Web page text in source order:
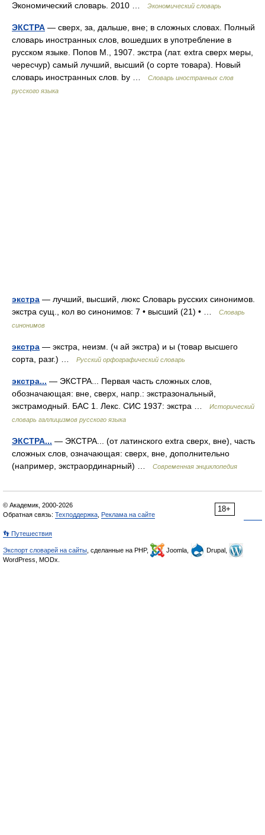
Экономический словарь. 2010 …
Экономический словарь
ЭКСТРА — сверх, за, дальше, вне; в сложных словах. Полный
словарь иностранных слов, вошедших в употребление в
русском языке. Попов М., 1907. экстра (лат. extra сверх меры,
чересчур) самый лучший, высший (о сорте товара). Новый
словарь иностранных слов. by …
Словарь иностранных слов
русского языка
экстра — лучший, высший, люкс Словарь русских синонимов.
экстра сущ., кол во синонимов: 7 • высший (21) • …
Словарь
синонимов
экстра — экстра, неизм. (ч ай экстра) и ы (товар высшего
сорта, разг.) …
Русский орфографический словарь
экстра... — ЭКСТРА... Первая часть сложных слов,
обозначающая: вне, сверх, напр.: экстразональный,
экстрамодный. БАС 1. Лекс. СИС 1937: экстра …
Исторический
словарь галлицизмов русского языка
ЭКСТРА... — ЭКСТРА... (от латинского extra сверх, вне), часть
сложных слов, означающая: сверх, вне, дополнительно
(например, экстраординарный) …
Современная энциклопедия
18+
© Академик, 2000-2026
Обратная связь: Техподдержка Реклама на сайте
👣 Путешествия
Экспорт словарей на сайты , сделанные на PHP, Joomla,
Drupal,
WordPress, MODx.